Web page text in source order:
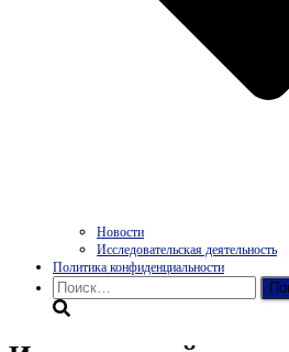
Новости
Исследовательская деятельность
Политика конфиденциальности
Найти: